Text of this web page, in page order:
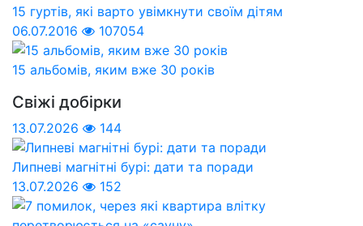
15 гуртів, які варто увімкнути своїм дітям
06.07.2016
107054
15 альбомів, яким вже 30 років
Свіжі добірки
13.07.2026 144
Липневі магнітні бурі: дати та поради
13.07.2026
152